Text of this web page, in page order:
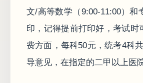
文/高等数学（9:00-11:00）和
印，记得提前打印好，考试
费方面，每科50元，统考4科
导意见，在指定的二甲以上医